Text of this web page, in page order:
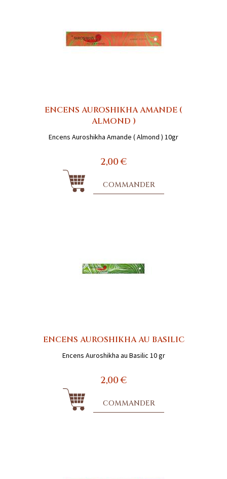
ENCENS AUROSHIKHA AMANDE (
ALMOND )
Encens Auroshikha Amande ( Almond ) 10gr
2,00 €
COMMANDER
ENCENS AUROSHIKHA AU BASILIC
Encens Auroshikha au Basilic 10 gr
2,00 €
COMMANDER